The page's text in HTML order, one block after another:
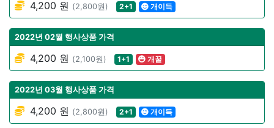
4,200 원 (2,800원) 2+1 개이득
2022년 02월 행사상품 가격
4,200 원 (2,100원) 1+1 개꿀
2022년 03월 행사상품 가격
4,200 원 (2,800원) 2+1 개이득